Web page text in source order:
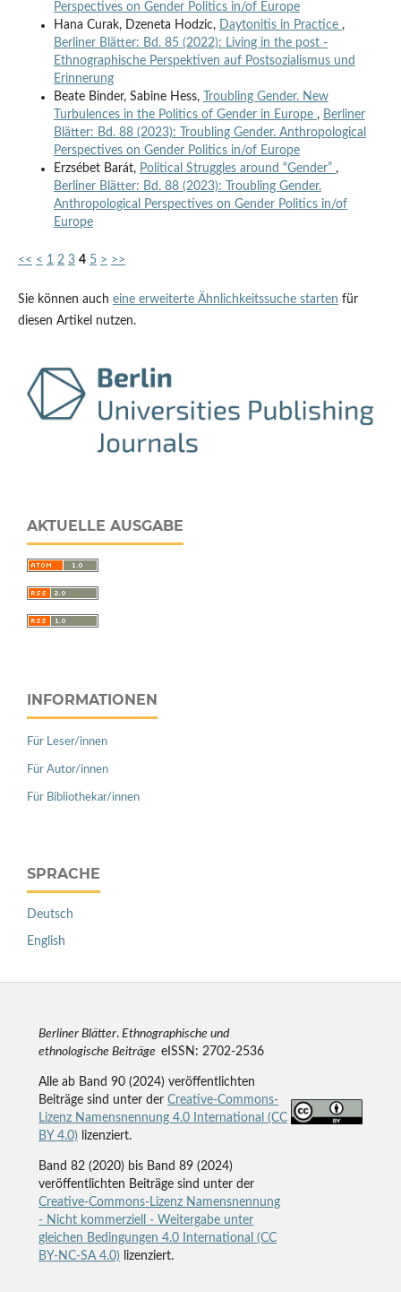
Perspectives on Gender Politics in/of Europe
Hana Curak, Dzeneta Hodzic, Daytonitis in Practice ,
Berliner Blätter: Bd. 85 (2022): Living in the post -
Ethnographische Perspektiven auf Postsozialismus und
Erinnerung
Beate Binder, Sabine Hess,
Troubling Gender. New
Turbulences in the Politics of Gender in Europe , Berliner
Blätter: Bd. 88 (2023): Troubling Gender. Anthropological
Perspectives on Gender Politics in/of Europe
Erzsébet Barát, Political Struggles around “Gender” ,
Berliner Blätter: Bd. 88 (2023): Troubling Gender.
Anthropological Perspectives on Gender Politics in/of
Europe
<< < 1 2 3 4 5 > >>
Sie können auch eine erweiterte Ähnlichkeitssuche starten für
diesen Artikel nutzen.
AKTUELLE AUSGABE
INFORMATIONEN
Für Leser/innen
Für Autor/innen
Für Bibliothekar/innen
SPRACHE
Deutsch
English
Berliner Blätter.Ethnographische und
ethnologische Beiträge eISSN: 2702-2536
Alle ab Band 90 (2024) veröffentlichten
Beiträge sind unter der Creative-Commons-
Lizenz Namensnennung 4.0 International (CC
BY 4.0) lizenziert.
Band 82 (2020) bis Band 89 (2024)
veröffentlichten Beiträge sind unter der
Creative-Commons-Lizenz Namensnennung
- Nicht kommerziell - Weitergabe unter
gleichen Bedingungen 4.0 International (CC
BY-NC-SA 4.0) lizenziert.